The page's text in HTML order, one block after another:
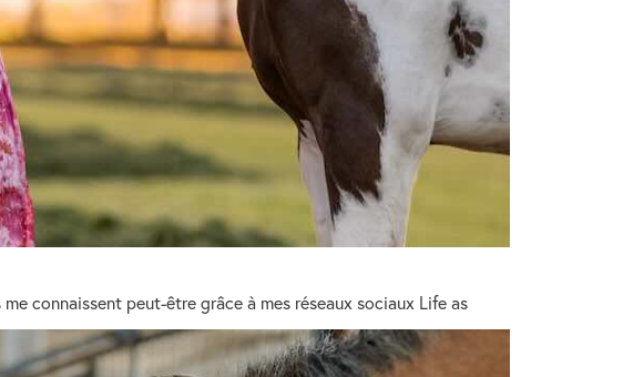
connaissent peut-être grâce à mes réseaux sociaux Life as